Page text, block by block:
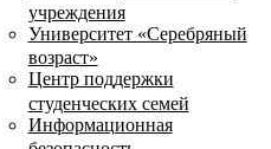
учреждения
Университет «Серебряный
возраст»
Центр поддержки
студенческих семей
Информационная